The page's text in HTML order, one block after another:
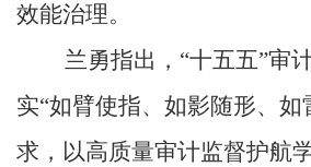
效能治理。
兰勇指出，“十五五”审
实“如臂使指、如影随形、如
求，以高质量审计监督护航